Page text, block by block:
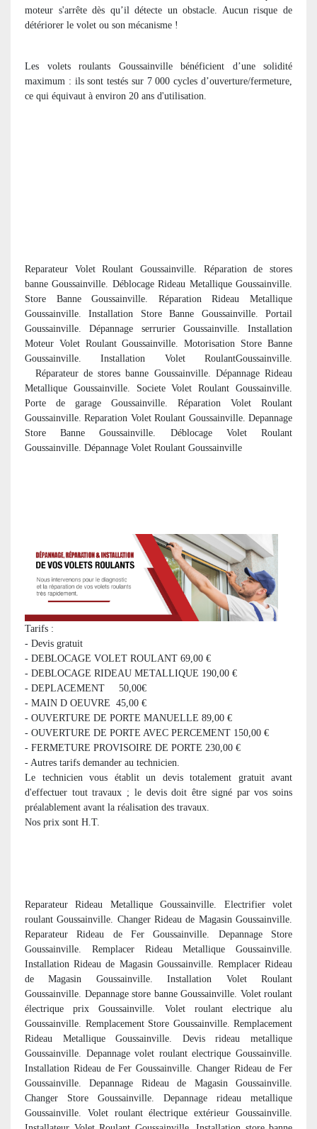
moteur s'arrête dès qu’il détecte un obstacle. Aucun risque de
détériorer le volet ou son mécanisme !
Les volets roulants Goussainville bénéficient d’une solidité
maximum : ils sont testés sur 7 000 cycles d’ouverture/fermeture,
ce qui équivaut à environ 20 ans d'utilisation.
Reparateur Volet Roulant Goussainville. Réparation de stores
banne Goussainville. Déblocage Rideau Metallique Goussainville.
Store Banne Goussainville. Réparation Rideau Metallique
Goussainville. Installation Store Banne Goussainville. Portail
Goussainville. Dépannage serrurier Goussainville. Installation
Moteur Volet Roulant Goussainville. Motorisation Store Banne
Goussainville. Installation Volet RoulantGoussainville.
Réparateur de stores banne Goussainville. Dépannage Rideau
Metallique Goussainville. Societe Volet Roulant Goussainville.
Porte de garage Goussainville. Réparation Volet Roulant
Goussainville. Reparation Volet Roulant Goussainville. Depannage
Store Banne Goussainville. Déblocage Volet Roulant
Goussainville. Dépannage Volet Roulant Goussainville
Tarifs :
- Devis gratuit
- DEBLOCAGE VOLET ROULANT 69,00 €
- DEBLOCAGE RIDEAU METALLIQUE 190,00 €
- DEPLACEMENT 50,00€
- MAIN D OEUVRE 45,00 €
- OUVERTURE DE PORTE MANUELLE 89,00 €
- OUVERTURE DE PORTE AVEC PERCEMENT 150,00 €
- FERMETURE PROVISOIRE DE PORTE 230,00 €
- Autres tarifs demander au technicien.
Le technicien vous établit un devis totalement gratuit avant
d'effectuer tout travaux ; le devis doit être signé par vos soins
préalablement avant la réalisation des travaux.
Nos prix sont H.T.
Reparateur Rideau Metallique Goussainville. Electrifier volet
roulant Goussainville. Changer Rideau de Magasin Goussainville.
Reparateur Rideau de Fer Goussainville. Depannage Store
Goussainville. Remplacer Rideau Metallique Goussainville.
Installation Rideau de Magasin Goussainville. Remplacer Rideau
de Magasin Goussainville. Installation Volet Roulant
Goussainville. Depannage store banne Goussainville. Volet roulant
électrique prix Goussainville. Volet roulant electrique alu
Goussainville. Remplacement Store Goussainville. Remplacement
Rideau Metallique Goussainville. Devis rideau metallique
Goussainville. Depannage volet roulant electrique Goussainville.
Installation Rideau de Fer Goussainville. Changer Rideau de Fer
Goussainville. Depannage Rideau de Magasin Goussainville.
Changer Store Goussainville. Depannage rideau metallique
Goussainville. Volet roulant électrique extérieur Goussainville.